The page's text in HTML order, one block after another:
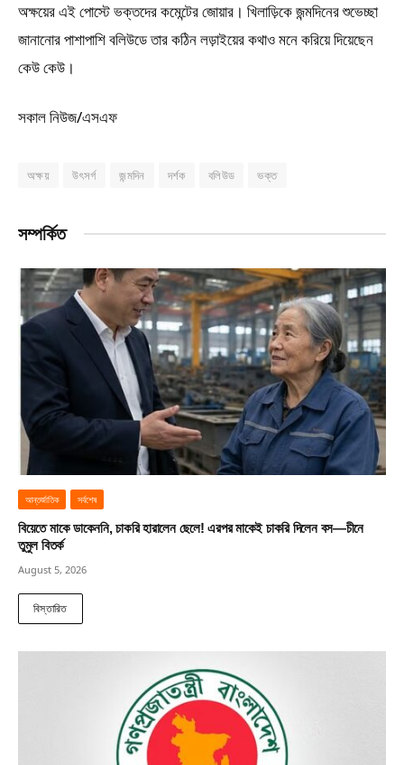
অক্ষয়ের এই পোস্টে ভক্তদের কমেন্টের জোয়ার। খিলাড়িকে জন্মদিনের শুভেচ্ছা
জানানোর পাশাপাশি বলিউডে তার কঠিন লড়াইয়ের কথাও মনে করিয়ে দিয়েছেন
কেউ কেউ।
সকাল নিউজ/এসএফ
অক্ষয় উৎসর্গ জন্মদিন দর্শক বলিউড ভক্ত
সম্পর্কিত
আন্তর্জাতিক সর্বশেষ
বিয়েতে মাকে ডাকেননি, চাকরি হারালেন ছেলে! এরপর মাকেই চাকরি দিলেন বস—চীনে
তুমুল বিতর্ক
August 5, 2026
বিস্তারিত